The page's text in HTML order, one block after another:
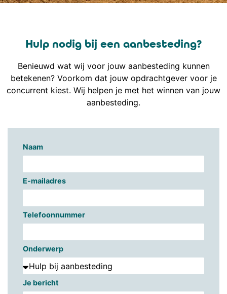
Hulp nodig bij een aanbesteding?
Benieuwd wat wij voor jouw aanbesteding kunnen
betekenen? Voorkom dat jouw opdrachtgever voor je
concurrent kiest. Wij helpen je met het winnen van jouw
aanbesteding.
Naam
E-mailadres
Telefoonnummer
Onderwerp
Je bericht